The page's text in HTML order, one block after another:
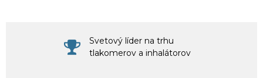
Svetový líder na trhu
tlakomerov a inhalátorov